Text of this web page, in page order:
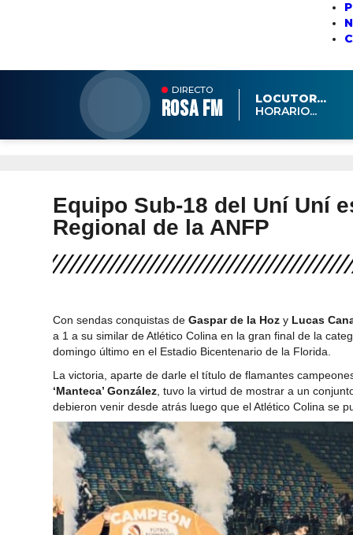
DIRECTO
ROSA FM
LOCUTOR...
HORARIO...
Equipo Sub-18 del Uní Uní
Regional de la ANFP
Con sendas conquistas de Gaspar de la Hoz y Lucas
a 1 a su similar de Atlético Colina en la gran final de la
domingo último en el Estadio Bicentenario de la Florida.
La victoria, aparte de darle el título de flamantes
‘Manteca’ González , tuvo la virtud de mostrar a un
debieron venir desde atrás luego que el Atlético Colina se